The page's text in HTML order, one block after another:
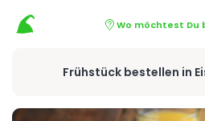
Wo möchtest Du
Frühstück bestellen in